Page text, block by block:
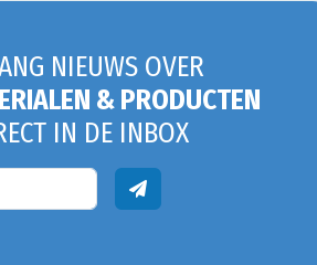
NIEUWS OVER
& PRODUCTEN
IN DE INBOX